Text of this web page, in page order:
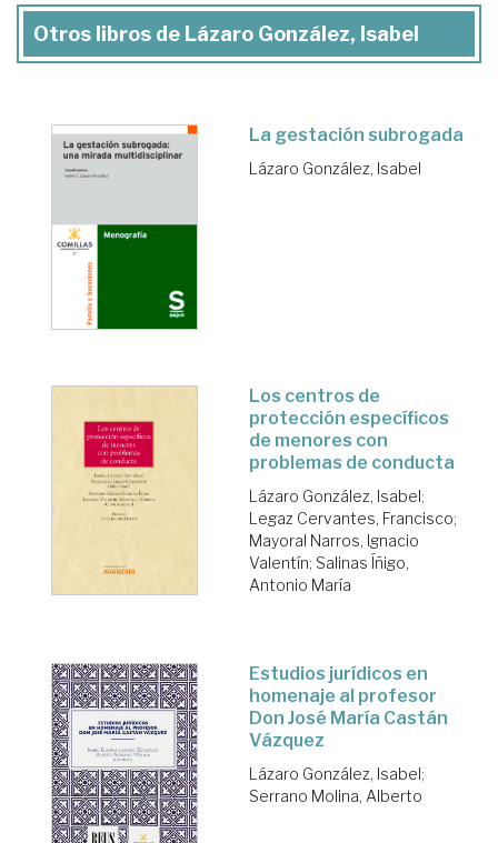
Otros libros de Lázaro González, Isabel
La gestación subrogada
Lázaro González, Isabel
Los centros de
protección específicos
de menores con
problemas de conducta
Lázaro González, Isabel;
Legaz Cervantes, Francisco;
Mayoral Narros, Ignacio
Valentín; Salinas Íñigo,
Antonio María
Estudios jurídicos en
homenaje al profesor
Don José María Castán
Vázquez
Lázaro González, Isabel;
Serrano Molina, Alberto